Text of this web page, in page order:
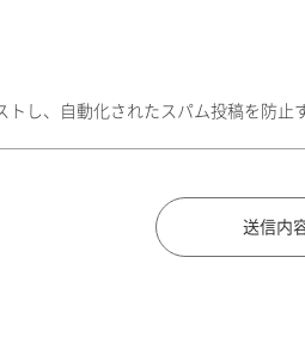
し、自動化されたスパム投稿を防止